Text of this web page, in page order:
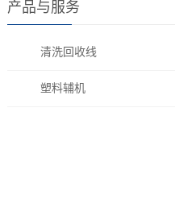
产品与服务
清洗回收线
塑料辅机